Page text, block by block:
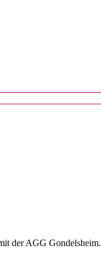
der AGG Gondelsheim.